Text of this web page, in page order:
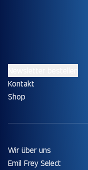
Kontakt
Shop
Wir über uns
Emil Frey Select